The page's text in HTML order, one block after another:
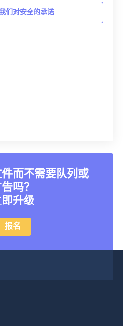
们对安全的承诺
而不需要队列或
吗？
升级
报名